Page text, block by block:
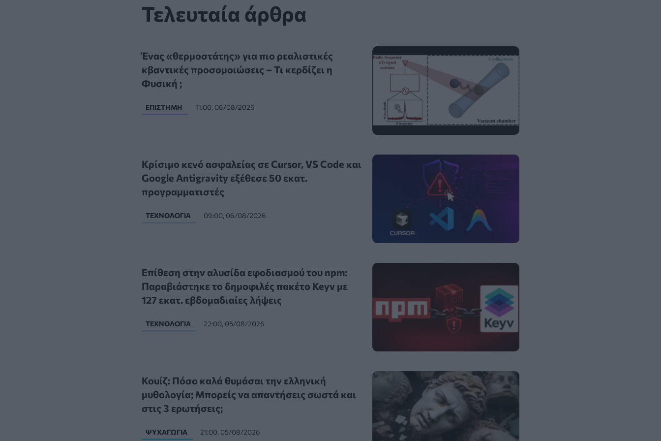
Τελευταία άρθρα
Ένας «θερμοστάτης» για πιο ρεαλιστικές
κβαντικές προσομοιώσεις – Τι κερδίζει η
Φυσική ;
ΕΠΙΣΤΉΜΗ 11:00, 06/08/2026
Κρίσιμο κενό ασφαλείας σε Cursor, VS Code και
Google Antigravity εξέθεσε 50 εκατ.
προγραμματιστές
ΤΕΧΝΟΛΟΓΊΑ 09:00, 06/08/2026
Επίθεση στην αλυσίδα εφοδιασμού του npm:
Παραβιάστηκε το δημοφιλές πακέτο Keyv με
127 εκατ. εβδομαδιαίες λήψεις
ΤΕΧΝΟΛΟΓΊΑ 22:00, 05/08/2026
Κουίζ: Πόσο καλά θυμάσαι την ελληνική
μυθολογία; Μπορείς να απαντήσεις σωστά και
στις 3 ερωτήσεις;
ΨΥΧΑΓΩΓΊΑ 21:00, 05/08/2026